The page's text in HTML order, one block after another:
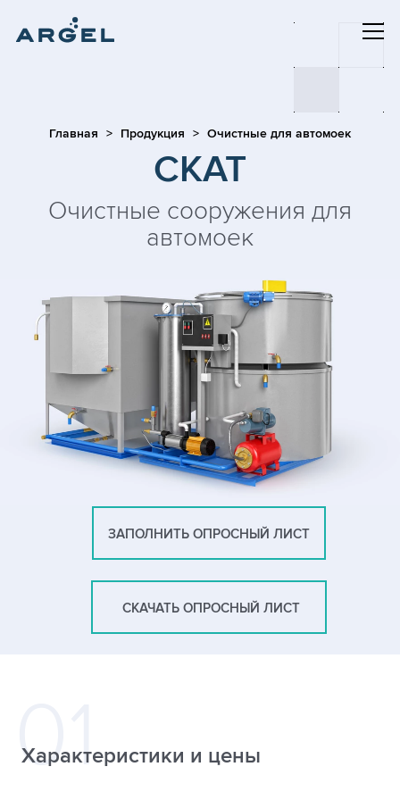
Главная Продукция Очистные для автомоек
СКАТ
Очистные сооружения для
автомоек
ЗАПОЛНИТЬ ОПРОСНЫЙ ЛИСТ
СКАЧАТЬ ОПРОСНЫЙ ЛИСТ
Характеристики и цены